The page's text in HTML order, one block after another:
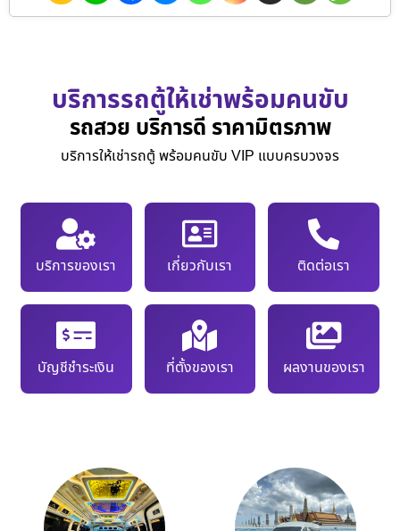
บริการรถตู้ให้เช่าพร้อมคนขับ
รถสวย บริการดี ราคามิตรภาพ
บริการให้เช่ารถตู้ พร้อมคนขับ VIP แบบครบวงจร
บริการของเรา เกี่ยวกับเรา ติดต่อเรา
บัญชีชำระเงิน ที่ตั้งของเรา ผลงานของเรา